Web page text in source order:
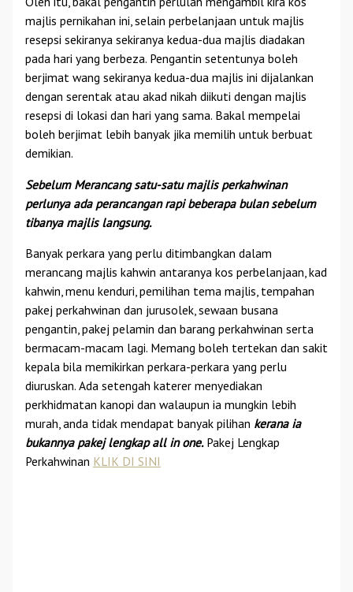
majlis pernikahan ini, selain perbelanjaan untuk majlis
resepsi sekiranya sekiranya kedua-dua majlis diadakan
pada hari yang berbeza. Pengantin setentunya boleh
berjimat wang sekiranya kedua-dua majlis ini dijalankan
dengan serentak atau akad nikah diikuti dengan majlis
resepsi di lokasi dan hari yang sama. Bakal mempelai
boleh berjimat lebih banyak jika memilih untuk berbuat
demikian.
Sebelum Merancang satu-satu majlis perkahwinan
perlunya ada perancangan rapi beberapa bulan sebelum
tibanya majlis langsung.
Banyak perkara yang perlu ditimbangkan dalam
merancang majlis kahwin antaranya kos perbelanjaan, kad
kahwin, menu kenduri, pemilihan tema majlis, tempahan
pakej perkahwinan dan jurusolek, sewaan busana
pengantin, pakej pelamin dan barang perkahwinan serta
bermacam-macam lagi. Memang boleh tertekan dan sakit
kepala bila memikirkan perkara-perkara yang perlu
diuruskan. Ada setengah katerer menyediakan
perkhidmatan kanopi dan walaupun ia mungkin lebih
murah, anda tidak mendapat banyak pilihan kerana ia
bukannya pakej lengkap all in one.Pakej Lengkap
Perkahwinan KLIK DI SINI